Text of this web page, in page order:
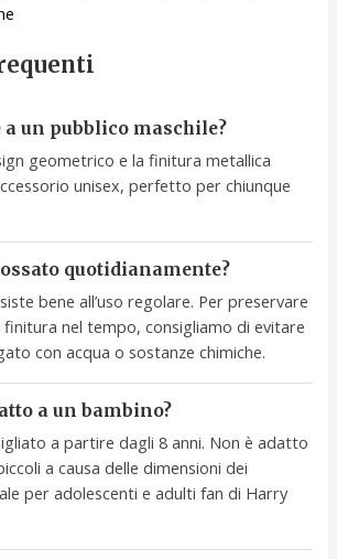
a un pubblico maschile?
geometrico e la finitura metallica
unisex, perfetto per chiunque
quotidianamente?
bene all’uso regolare. Per preservare
finitura nel tempo, consigliamo di evitare
con acqua o sostanze chimiche.
a un bambino?
a partire dagli 8 anni. Non è adatto
a causa delle dimensioni dei
per adolescenti e adulti fan di Harry